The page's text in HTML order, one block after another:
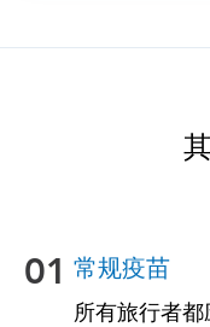
01 常规疫苗
所有旅行者